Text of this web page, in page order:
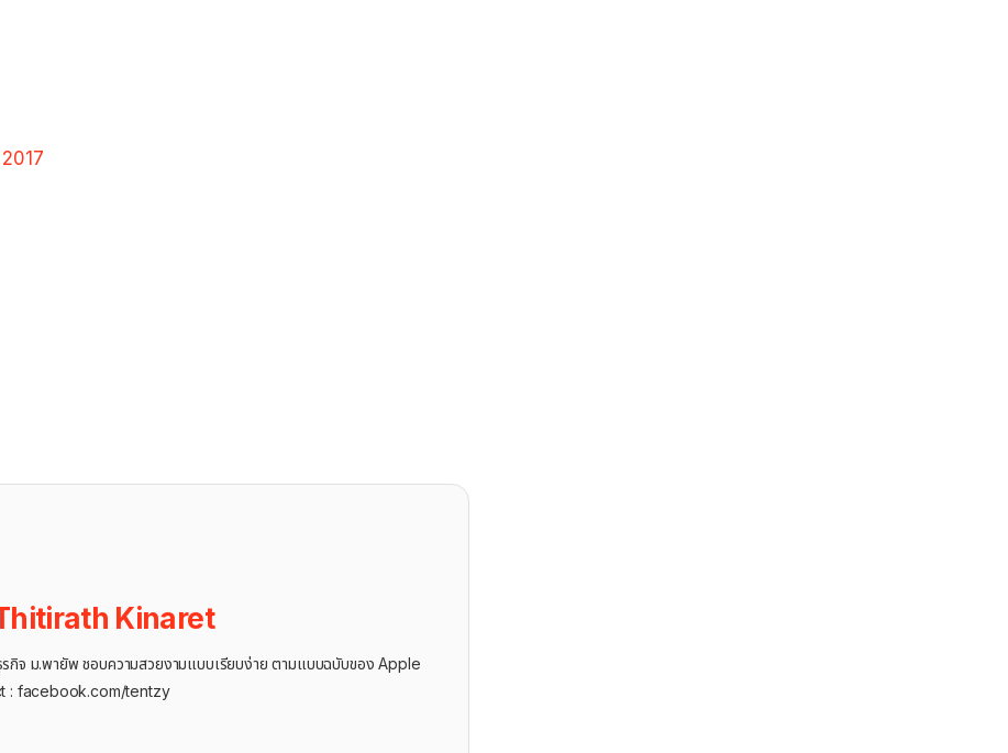
Kinaret
กิจ ม.พายัพ ชอบความสวยงามแบบเรียบง่าย ตามแบบฉบับของ Apple
: facebook.com/tentzy